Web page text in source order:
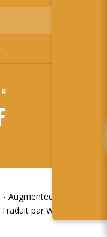
Augmented Reality
par Wp Trads.